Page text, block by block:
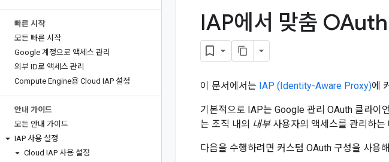
빠른 시작
모든 빠른 시작
Google 계정으로 액세스 관리
외부 ID로 액세스 관리
Compute Engine용 Cloud IAP 설정
안내 가이드
모든 안내 가이드
IAP 사용 설정
Cloud IAP 사용 설정
IAP에서 맞춤
이 문서에서는 IAP (Identity-Aware Proxy)에
기본적으로 IAP는 Google 관리 OAuth 클라이
는 조직 내의 내부사용자의 액세스를 관리하는
다음을 수행하려면 커스텀 OAuth 구성을 사용